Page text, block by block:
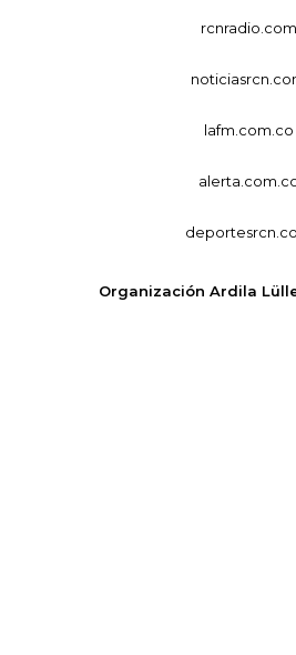
rcnradio.com
lafm.com.co
Organización Ardila